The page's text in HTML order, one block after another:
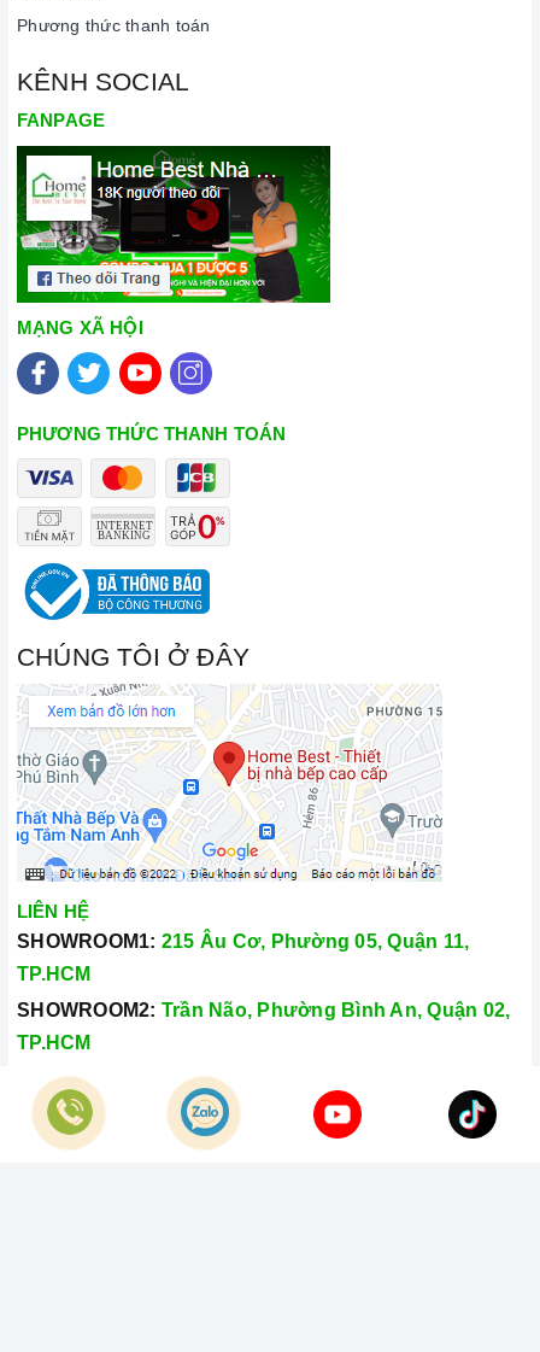
hành cùng quý khách trong quá trình mua sắm và sử dụng
sản phẩm.
Đến với Home Best, chúng tôi tự hào cung cấp đến khách hàng
đa dạng các dòng
tiếng, cam kết về chất lượng và nguồn gốc sản phẩm chính
chăm sóc khách hàng tận tâm và chính sách bảo hành, hậu
mãi chuyên nghiệp nhất.
Xem thêm tại đây:
Home Best Care - Trung tâm bảo trì, sửa
chữa thiết bị nhà bếp cao cấp
Phương thức thanh toán
KÊNH SOCIAL
FANPAGE
MẠNG XÃ HỘI
PHƯƠNG THỨC THANH TOÁN
CHÚNG TÔI Ở ĐÂY
LIÊN HỆ
SHOWROOM1: 215 Âu Cơ, Phường 05, Quận 11,
TP.HCM
SHOWROOM2: Trần Não, Phường Bình An, Quận 02,
TP.HCM
Hotline:
028.66.79.8989
Khiếu nại: 0933.800.899